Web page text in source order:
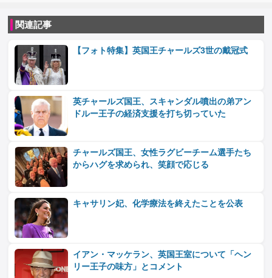
関連記事
【フォト特集】英国王チャールズ3世の戴冠式
英チャールズ国王、スキャンダル噴出の弟アン
ドルー王子の経済支援を打ち切っていた
‎チャールズ国王、女性ラグビーチーム選手たち
からハグを求められ、笑顔で応じる
キャサリン妃、化学療法を終えたことを公表
イアン・マッケラン、英国王室について「ヘン
リー王子の味方」とコメント